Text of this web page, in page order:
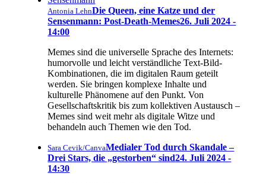
Antonia LehnDie Queen, eine Katze und der
Sensenmann: Post-Death-Memes26. Juli 2024 -
14:00
Memes sind die universelle Sprache des Internets:
humorvolle und leicht verständliche Text-Bild-
Kombinationen, die im digitalen Raum geteilt
werden. Sie bringen komplexe Inhalte und
kulturelle Phänomene auf den Punkt. Von
Gesellschaftskritik bis zum kollektiven Austausch –
Memes sind weit mehr als digitale Witze und
behandeln auch Themen wie den Tod.
Sara Cevik/CanvaMedialer Tod durch Skandale –
Drei Stars, die „gestorben“ sind24. Juli 2024 -
14:30